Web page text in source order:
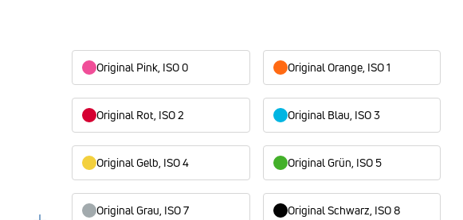
Original Pink, ISO 0 Original Orange, ISO 1
Original Rot, ISO 2 Original Blau, ISO 3
Original Gelb, ISO 4 Original Grün, ISO 5
Original Grau, ISO 7 Original Schwarz, ISO 8